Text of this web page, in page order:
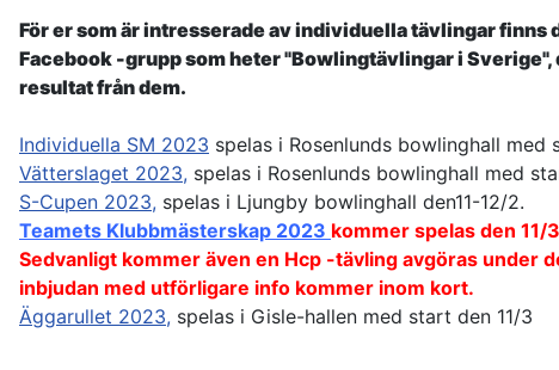
För er som är intresserade av individuella tävlingar finns
Facebook -grupp som heter "Bowlingtävlingar i
resultat från dem.
Individuella SM 2023 spelas i Rosenlunds bowlinghall med
Vätterslaget 2023, spelas i Rosenlunds bowlinghall med
S-Cupen 2023, spelas i Ljungby bowlinghall den11-12/2.
Teamets Klubbmästerskap 2023 kommer spelas den 11/
Sedvanligt kommer även en Hcp -tävling avgöras under
inbjudan med utförligare info kommer inom kort.
Äggarullet 2023, spelas i Gisle-hallen med start den 11/3